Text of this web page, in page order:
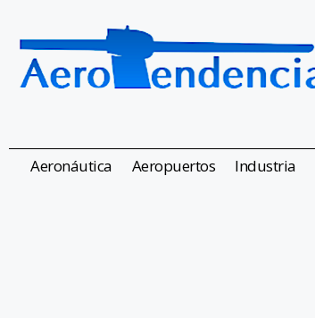
Aeronáutica Aeropuertos Industria